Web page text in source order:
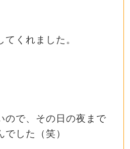
てくれました。
ので、その日の夜まで
した（笑）